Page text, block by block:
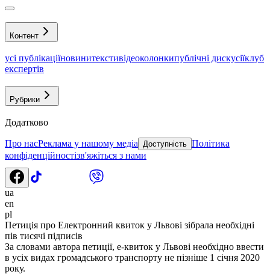
Контент
усі публікаціїновинитекстивідеоколонкипублічні дискусіїклуб
експертів
Рубрики
Додатково
Про насРеклама у нашому медіа Доступність Політика
конфіденційностізв'яжіться з нами
ua
en
pl
Петиція про Електронний квиток у Львові зібрала необхідні
пів тисячі підписів
За словами автора петиції, е-квиток у Львові необхідно ввести
в усіх видах громадського транспорту не пізніше 1 січня 2020
року.